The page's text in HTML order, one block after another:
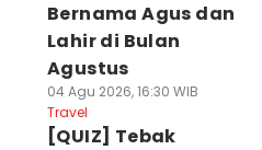
Bernama Agus dan
Lahir di Bulan
Agustus
04 Agu 2026, 16:30 WIB
Travel
[QUIZ] Tebak